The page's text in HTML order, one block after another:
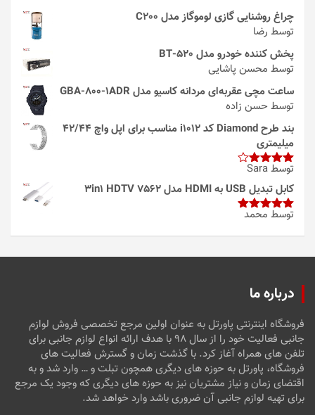
چراغ روشنایی گازی لوموگاز مدل C200
توسط رضا
پخش کننده خودرو مدل 520-BT
توسط محسن پاشایی
ساعت مچی عقربه‌ای مردانه کاسیو مدل GBA-800-1ADR
توسط حسن زاده
بند طرح Diamond کد i1012 مناسب برای اپل واچ 42/44
میلیمتری
امتیاز4
از 5
توسط Sara
کابل تبدیل USB به HDMI مدل 3in1 HDTV 7562
امتیاز5از
توسط محمد
درباره ما
فروشگاه اینترنتی پاورتل به عنوان اولین مرجع تخصصی فروش لوازم
جانبی فعالیت خود را از سال ۹۸ با هدف ارائه انواع لوازم جانبی برای
تلفن های همراه آغاز کرد. با گذشت زمان و گسترش فعالیت های
فروشگاه، پاورتل به حوزه های دیگری همچون تبلت و … وارد شد و به
اقتضای زمان و نیاز مشتریان نیز به حوزه های دیگری که وجود یک مرجع
برای تهیه لوازم جانبی آن ضروری باشد وارد خواهد شد.